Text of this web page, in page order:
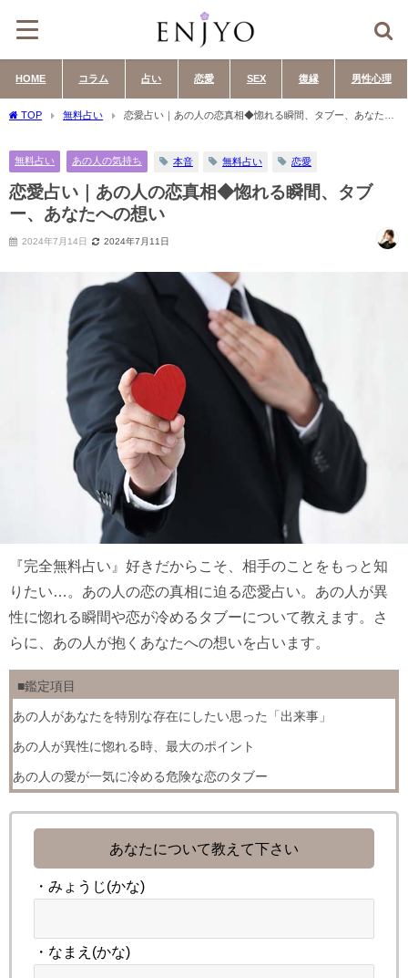
HOME コラム 占い 恋愛 SEX 復縁 男性心理
TOP 無料占い
恋愛占い｜あの人の恋真相◆惚れる瞬間、タブー、あなたへ
無料占い あの人の気持ち 本音 無料占い 恋愛
恋愛占い｜あの人の恋真相◆惚れる瞬間、タブ
ー、あなたへの想い
2024年7月14日 2024年7月11日
『完全無料占い』好きだからこそ、相手のことをもっと知
りたい…。あの人の恋の真相に迫る恋愛占い。あの人が異
性に惚れる瞬間や恋が冷めるタブーについて教えます。さ
らに、あの人が抱くあなたへの想いを占います。
■鑑定項目
あの人があなたを特別な存在にしたい思った「出来事」
あの人が異性に惚れる時、最大のポイント
あの人の愛が一気に冷める危険な恋のタブー
あなたについて教えて下さい
・みょうじ(かな)
・なまえ(かな)